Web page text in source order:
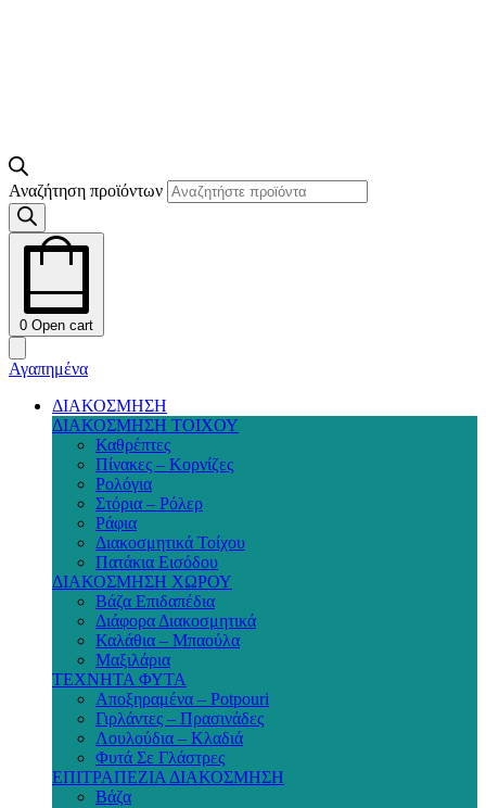
Αναζήτηση προϊόντων
0 Open cart
Αγαπημένα
ΔΙΑΚΟΣΜΗΣΗ
ΔΙΑΚΟΣΜΗΣΗ ΤΟΙΧΟΥ
Καθρέπτες
Πίνακες – Κορνίζες
Ρολόγια
Στόρια – Ρόλερ
Ράφια
Διακοσμητικά Τοίχου
Πατάκια Εισόδου
ΔΙΑΚΟΣΜΗΣΗ ΧΩΡΟΥ
Βάζα Επιδαπέδια
Διάφορα Διακοσμητικά
Καλάθια – Μπαούλα
Μαξιλάρια
ΤΕΧΝΗΤΑ ΦΥΤΑ
Αποξηραμένα – Potpouri
Γιρλάντες – Πρασινάδες
Λουλούδια – Κλαδιά
Φυτά Σε Γλάστρες
ΕΠΙΤΡΑΠΕΖΙΑ ΔΙΑΚΟΣΜΗΣΗ
Βάζα